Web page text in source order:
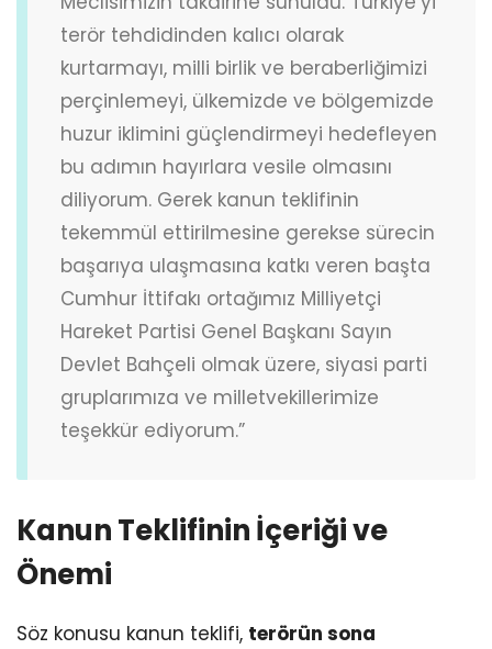
terör tehdidinden kalıcı olarak
kurtarmayı, milli birlik ve beraberliğimizi
perçinlemeyi, ülkemizde ve bölgemizde
huzur iklimini güçlendirmeyi hedefleyen
bu adımın hayırlara vesile olmasını
diliyorum. Gerek kanun teklifinin
tekemmül ettirilmesine gerekse sürecin
başarıya ulaşmasına katkı veren başta
Cumhur İttifakı ortağımız Milliyetçi
Hareket Partisi Genel Başkanı Sayın
Devlet Bahçeli olmak üzere, siyasi parti
gruplarımıza ve milletvekillerimize
teşekkür ediyorum.”
Kanun Teklifinin İçeriği ve
Önemi
Söz konusu kanun teklifi, terörün sona